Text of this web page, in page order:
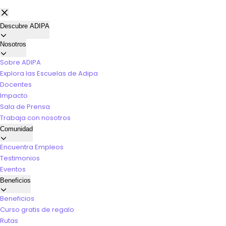
Descubre ADIPA
Nosotros
Sobre ADIPA
Explora las Escuelas de Adipa
Docentes
Impacto
Sala de Prensa
Trabaja con nosotros
Comunidad
Encuentra Empleos
Testimonios
Eventos
Beneficios
Beneficios
Curso gratis de regalo
Rutas